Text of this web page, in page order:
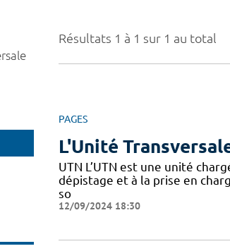
Résultats 1 à 1 sur 1 au total
PAGES
L'Unité
UTN L’UTN est une unité
dépistage et à la prise en
so
12/09/2024 18:30